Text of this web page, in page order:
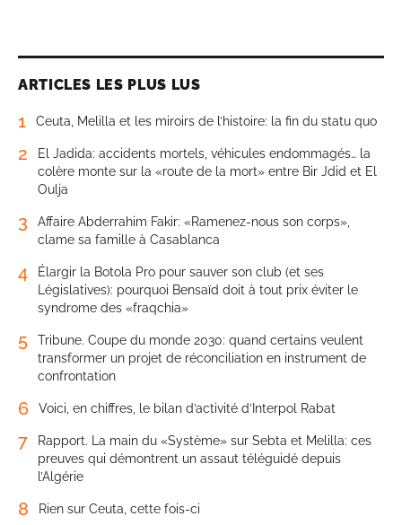
ARTICLES LES PLUS LUS
1 Ceuta, Melilla et les miroirs de l’histoire: la fin du statu quo
2
El Jadida: accidents mortels, véhicules endommagés… la
colère monte sur la «route de la mort» entre Bir Jdid et El
Oulja
3
Affaire Abderrahim Fakir: «Ramenez-nous son corps»,
clame sa famille à Casablanca
4
Élargir la Botola Pro pour sauver son club (et ses
Législatives): pourquoi Bensaïd doit à tout prix éviter le
syndrome des «fraqchia»
5
Tribune. Coupe du monde 2030: quand certains veulent
transformer un projet de réconciliation en instrument de
confrontation
6 Voici, en chiffres, le bilan d’activité d’Interpol Rabat
7
Rapport. La main du «Système» sur Sebta et Melilla: ces
preuves qui démontrent un assaut téléguidé depuis
l’Algérie
8 Rien sur Ceuta, cette fois-ci